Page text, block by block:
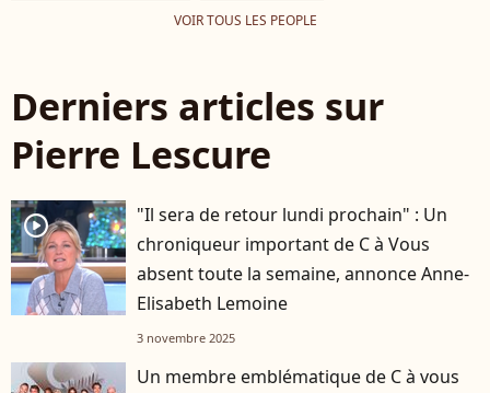
VOIR TOUS LES PEOPLE
Derniers articles sur
Pierre Lescure
player2
"Il sera de retour lundi prochain" : Un
chroniqueur important de C à Vous
absent toute la semaine, annonce Anne-
Elisabeth Lemoine
3 novembre 2025
Un membre emblématique de C à vous